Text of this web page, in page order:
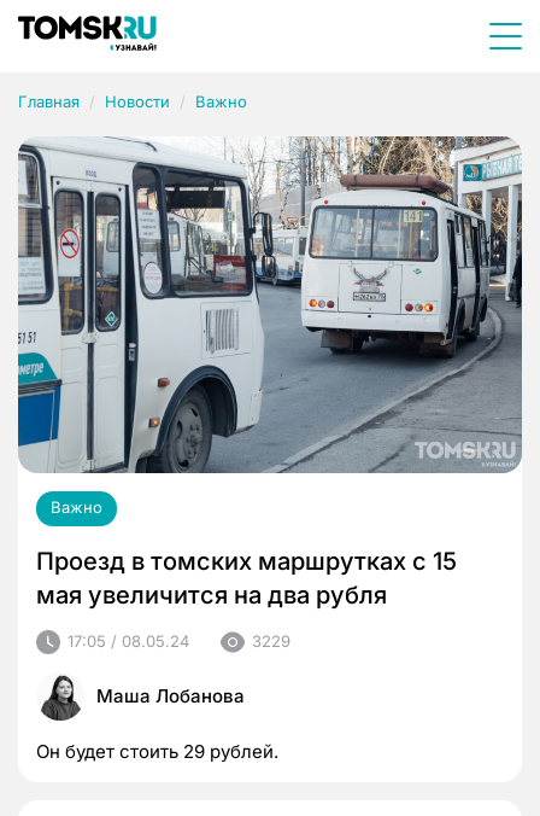
Главная Новости Важно
Важно
Проезд в томских маршрутках с 15
мая увеличится на два рубля
17:05 / 08.05.24 3229
Маша Лобанова
Он будет стоить 29 рублей.